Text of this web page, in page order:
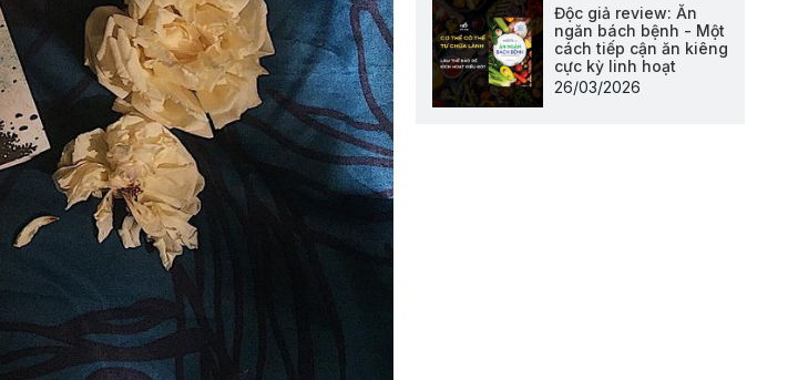
Độc giả review: Ăn
ngăn bách bệnh - Một
cách tiếp cận ăn kiêng
cực kỳ linh hoạt
26/03/2026